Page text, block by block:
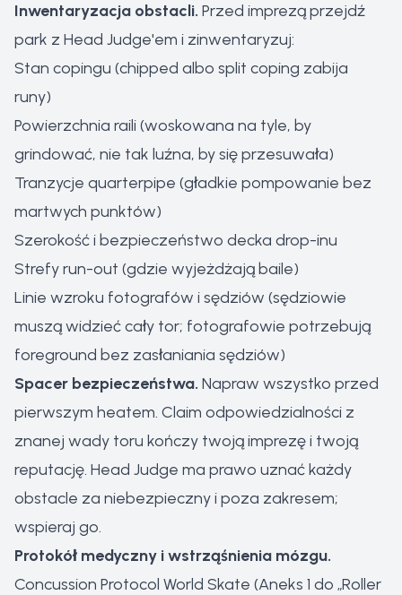
Inwentaryzacja obstacli. Przed imprezą przejdź
park z Head Judge'em i zinwentaryzuj:
Stan copingu (chipped albo split coping zabija
runy)
Powierzchnia raili (woskowana na tyle, by
grindować, nie tak luźna, by się przesuwała)
Tranzycje quarterpipe (gładkie pompowanie bez
martwych punktów)
Szerokość i bezpieczeństwo decka drop-inu
Strefy run-out (gdzie wyjeżdżają baile)
Linie wzroku fotografów i sędziów (sędziowie
muszą widzieć cały tor; fotografowie potrzebują
foreground bez zasłaniania sędziów)
Spacer bezpieczeństwa. Napraw wszystko przed
pierwszym heatem. Claim odpowiedzialności z
znanej wady toru kończy twoją imprezę i twoją
reputację. Head Judge ma prawo uznać każdy
obstacle za niebezpieczny i poza zakresem;
wspieraj go.
Protokół medyczny i wstrząśnienia mózgu.
Concussion Protocol World Skate (Aneks 1 do „Roller